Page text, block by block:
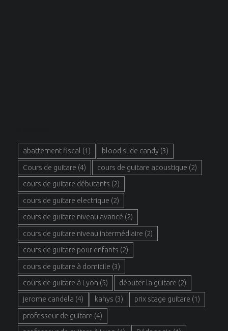
abattement fiscal (1) blood slide candy(3)
Cours de guitare (4) cours de guitare acoustique (2)
cours de guitare débutants (2)
cours de guitare electrique (2)
cours de guitare niveau avancé (2)
cours de guitare niveau intermédiaire (2)
cours de guitare pour enfants (2)
cours de guitare à domicile (3)
cours de guitare à Lyon (5) débuter la guitare (2)
jerome candela (4) kahys (3) prix stage guitare (1)
professeur de guitare (4)